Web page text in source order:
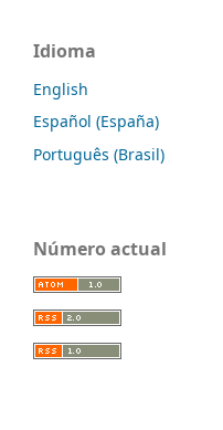
Idioma
English
Español (España)
Português (Brasil)
Número actual